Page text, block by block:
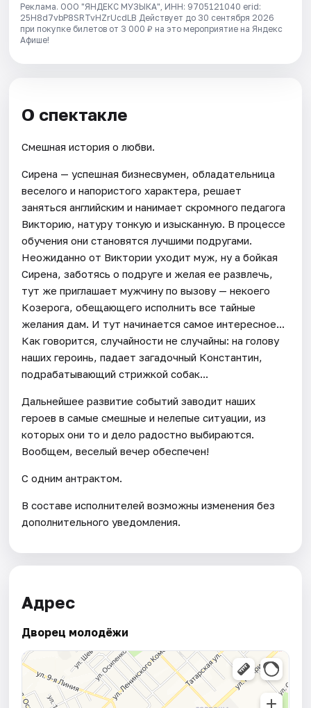
Реклама. ООО "ЯНДЕКС МУЗЫКА", ИНН: 9705121040 erid:
25H8d7vbP8SRTvHZrUcdLB Действует до 30 сентября 2026
при покупке билетов от 3 000 ₽ на это мероприятие на Яндекс
Афише!
О спектакле
Смешная история о любви.
Сирена — успешная бизнесвумен, обладательница
веселого и напористого характера, решает
заняться английским и нанимает скромного педагога
Викторию, натуру тонкую и изысканную. В процессе
обучения они становятся лучшими подругами.
Неожиданно от Виктории уходит муж, ну а бойкая
Сирена, заботясь о подруге и желая ее развлечь,
тут же приглашает мужчину по вызову — некоего
Козерога, обещающего исполнить все тайные
желания дам. И тут начинается самое интересное...
Как говорится, случайности не случайны: на голову
наших героинь, падает загадочный Константин,
подрабатывающий стрижкой собак...
Дальнейшее развитие событий заводит наших
героев в самые смешные и нелепые ситуации, из
которых они то и дело радостно выбираются.
Вообщем, веселый вечер обеспечен!
С одним антрактом.
В составе исполнителей возможны изменения без
дополнительного уведомления.
Адрес
Дворец молодёжи